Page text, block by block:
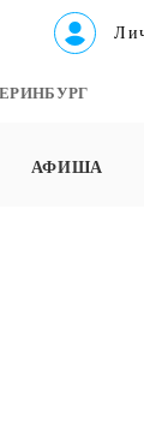
АФИША